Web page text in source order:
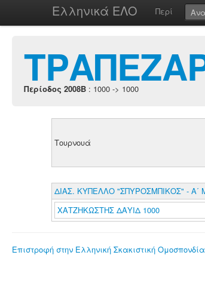
Ελληνικά ΕΛΟ Περί
Περίοδος 2008B : 1000 -> 1000
Τουρνουά
ΔΙΑΣ. ΚΥΠΕΛΛΟ "ΣΠΥΡΟΣΜΠΙΚΟΣ" - Α΄
ΧΑΤΖΗΚΩΣΤΗΣ ΔΑΥΙΔ 1000
Επιστροφή στην Ελληνική Σκακιστική Ομοσπονδία